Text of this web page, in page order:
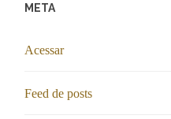
META
Acessar
Feed de posts